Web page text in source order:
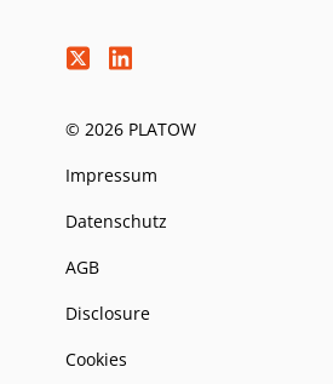
© 2026 PLATOW
Impressum
Datenschutz
AGB
Disclosure
Cookies